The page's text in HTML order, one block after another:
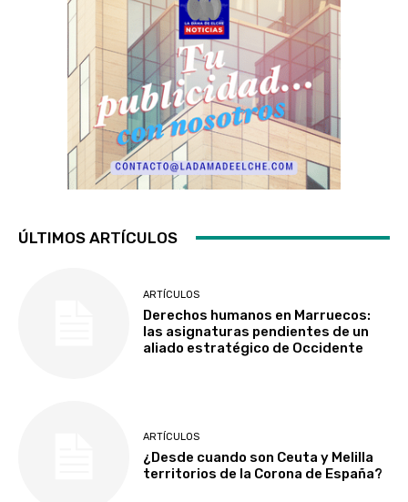
ÚLTIMOS ARTÍCULOS
ARTÍCULOS
Derechos humanos en Marruecos:
las asignaturas pendientes de un
aliado estratégico de Occidente
ARTÍCULOS
¿Desde cuando son Ceuta y Melilla
territorios de la Corona de España?